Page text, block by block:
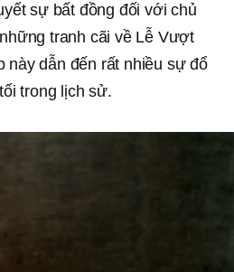
sự bất đồng đối với chủ
tranh cãi về Lễ Vượt
này dẫn đến rất nhiều sự đổ
trong lịch sử.